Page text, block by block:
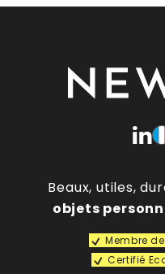
Beaux, utiles,
objets
Membre
Certifié